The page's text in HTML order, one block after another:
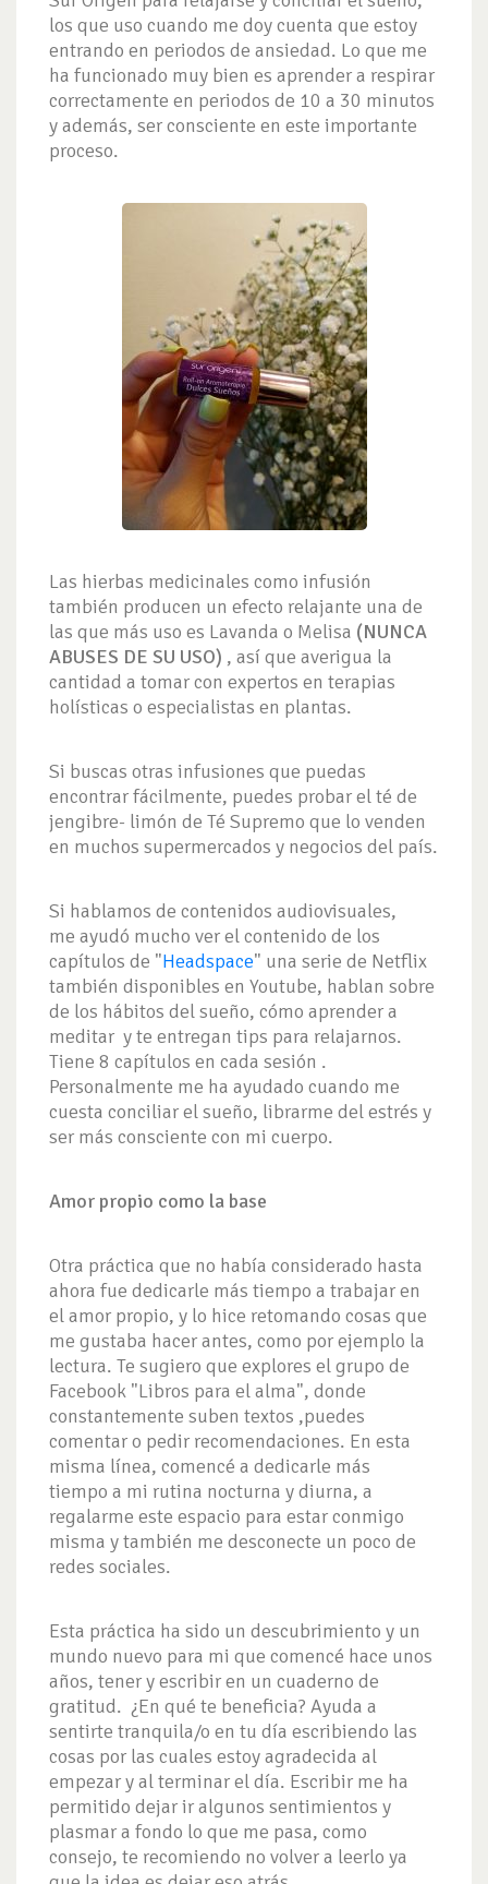
los que uso cuando me doy cuenta que estoy
entrando en periodos de ansiedad. Lo que me
ha funcionado muy bien es aprender a respirar
correctamente en periodos de 10 a 30 minutos
y además, ser consciente en este importante
proceso.
Las hierbas medicinales como infusión
también producen un efecto relajante una de
las que más uso es Lavanda o Melisa (NUNCA
ABUSES DE SU USO) , así que averigua la
cantidad a tomar con expertos en terapias
holísticas o especialistas en plantas.
Si buscas otras infusiones que puedas
encontrar fácilmente, puedes probar el té de
jengibre- limón de Té Supremo que lo venden
en muchos supermercados y negocios del país.
Si hablamos de contenidos audiovisuales,
me ayudó mucho ver el contenido de los
capítulos de "Headspace" una serie de Netflix
también disponibles en Youtube, hablan sobre
de los hábitos del sueño, cómo aprender a
meditar y te entregan tips para relajarnos.
Tiene 8 capítulos en cada sesión .
Personalmente me ha ayudado cuando me
cuesta conciliar el sueño, librarme del estrés y
ser más consciente con mi cuerpo.
Amor propio como la base
Otra práctica que no había considerado hasta
ahora fue dedicarle más tiempo a trabajar en
el amor propio, y lo hice retomando cosas que
me gustaba hacer antes, como por ejemplo la
lectura. Te sugiero que explores el grupo de
Facebook "Libros para el alma", donde
constantemente suben textos ,puedes
comentar o pedir recomendaciones. En esta
misma línea, comencé a dedicarle más
tiempo a mi rutina nocturna y diurna, a
regalarme este espacio para estar conmigo
misma y también me desconecte un poco de
redes sociales.
Esta práctica ha sido un descubrimiento y un
mundo nuevo para mi que comencé hace unos
años, tener y escribir en un cuaderno de
gratitud. ¿En qué te beneficia? Ayuda a
sentirte tranquila/o en tu día escribiendo las
cosas por las cuales estoy agradecida al
empezar y al terminar el día. Escribir me ha
permitido dejar ir algunos sentimientos y
plasmar a fondo lo que me pasa, como
consejo, te recomiendo no volver a leerlo ya